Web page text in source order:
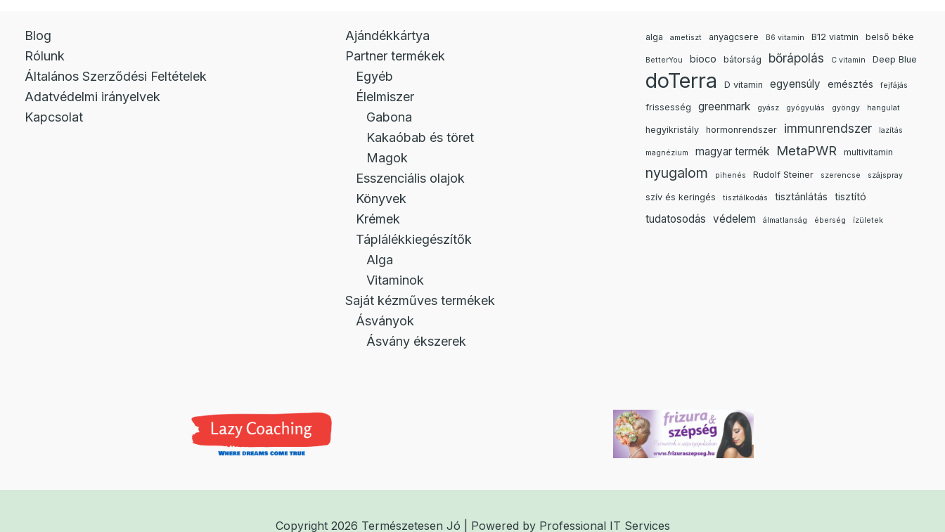
Blog
Rólunk
Általános Szerződési Feltételek
Adatvédelmi irányelvek
Kapcsolat
Ajándékkártya
Partner termékek
Egyéb
Élelmiszer
Gabona
Kakaóbab és töret
Magok
Esszenciális olajok
Könyvek
Krémek
Táplálékkiegészítők
Alga
Vitaminok
Saját kézműves termékek
Ásványok
Ásvány ékszerek
alga ametiszt anyagcsere B6 vitamin B12 viatmin belső béke
BetterYou bioco bátorság bőrápolás C vitamin Deep Blue
doTerra D vitamin egyensúly emésztés fejfájás
frissesség greenmark gyász gyógyulás gyöngy hangulat
hegyikristály hormonrendszer immunrendszer lazítás
magnézium magyar termék MetaPWR multivitamin
nyugalom pihenés Rudolf Steiner szerencse szájspray
szív és keringés tisztálkodás tisztánlátás tisztító
tudatosodás védelem álmatlanság éberség ízületek
Copyright 2026 Természetesen Jó | Powered by Professional IT Services